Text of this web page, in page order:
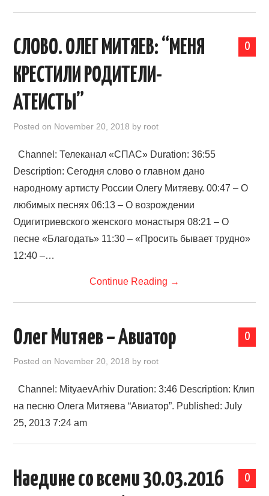
0
СЛОВО. ОЛЕГ МИТЯЕВ: “МЕНЯ
КРЕСТИЛИ РОДИТЕЛИ-
АТЕИСТЫ”
Posted on November 20, 2018 by root
Channel: Телеканал «СПАС» Duration: 36:55
Description: Сегодня слово о главном дано
народному артисту России Олегу Митяеву. 00:47 – О
любимых песнях 06:13 – О возрождении
Одигитриевского женского монастыря 08:21 – О
песне «Благодать» 11:30 – «Просить бывает трудно»
12:40 –…
Continue Reading →
0
Олег Митяев – Авиатор
Posted on November 20, 2018 by root
Channel: MityaevArhiv Duration: 3:46 Description: Клип
на песню Олега Митяева “Авиатор”. Published: July
25, 2013 7:24 am
0
Наедине со всеми 30.03.2016